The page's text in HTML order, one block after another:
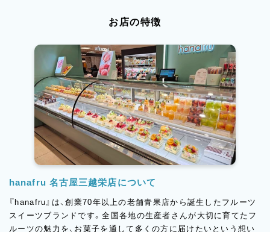
お店の特徴
hanafru 名古屋三越栄店について
『hanafru』は、創業70年以上の老舗青果店から誕生したフルーツ
スイーツブランドです。全国各地の生産者さんが大切に育てたフ
ルーツの魅力を、お菓子を通して多くの方に届けたいという想い